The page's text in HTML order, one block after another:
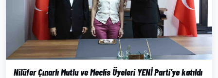
Nilüfer Çınarlı Mutlu ve Meclis Üyeleri YENİ Parti'ye katıldı